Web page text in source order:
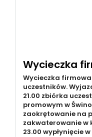
Wycieczka
Wycieczka firmowa
uczestników.
21.00 zbiórka
promowym w
zaokrętowanie na
zakwaterowanie w
23.00 wypłynięcie